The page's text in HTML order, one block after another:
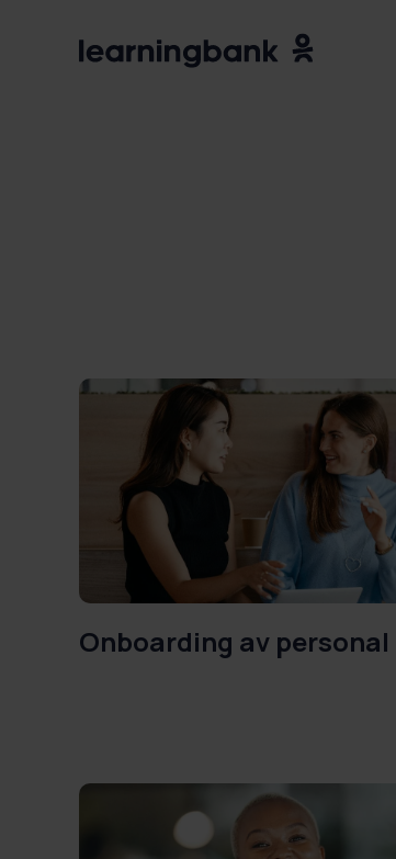
Onboarding av personal